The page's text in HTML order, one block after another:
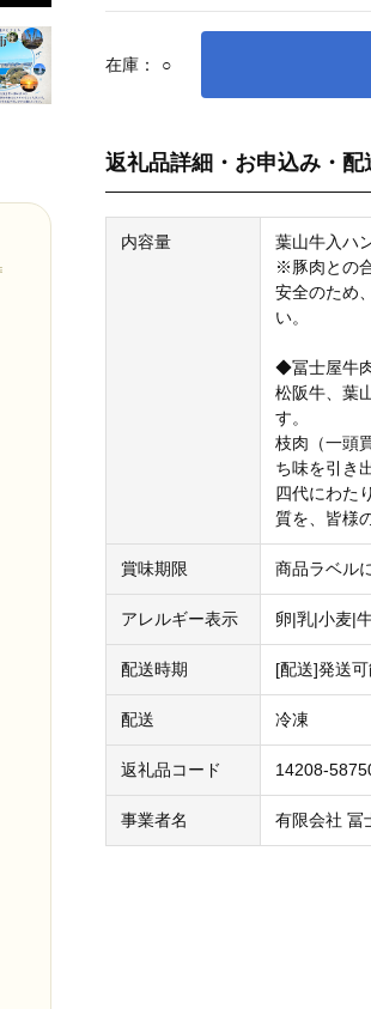
在庫： ○
返礼品詳細・お申込み・配
内容量
葉山牛入ハ
※豚肉との
安全のため
い。
◆冨士屋牛
松阪牛、葉
す。
枝肉（一頭
ち味を引き
四代にわた
質を、皆様
賞味期限 商品ラベル
アレルギー表示 卵|乳|小麦|
配送時期 [配送]発送
配送 冷凍
返礼品コード 14208-
事業者名 有限会社 冨